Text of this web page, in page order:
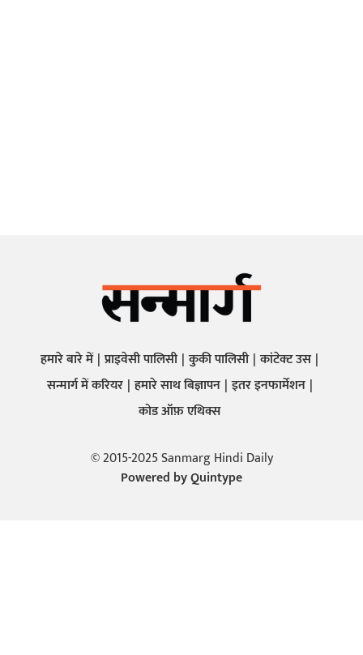
हमारे बारे में प्राइवेसी पालिसी कुकी पालिसी कांटेक्ट उस
सन्मार्ग में करियर हमारे साथ बिज्ञापन इतर इनफार्मेशन
कोड ऑफ़ एथिक्स
© 2015-2025 Sanmarg Hindi Daily
Powered byQuintype